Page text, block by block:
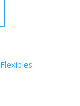
Flexibles